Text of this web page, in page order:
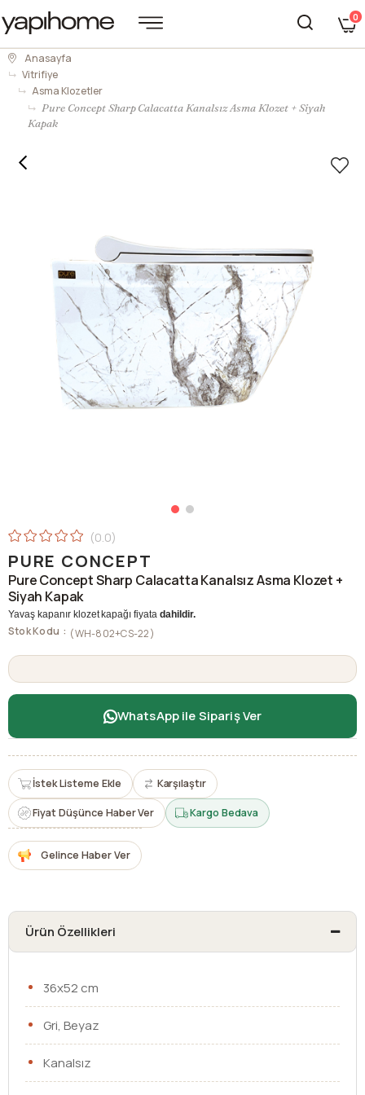
0
Anasayfa
Vitrifiye
Asma Klozetler
Pure Concept Sharp Calacatta Kanalsız Asma Klozet + Siyah
Kapak
0.0
PURE CONCEPT
Pure Concept Sharp Calacatta Kanalsız Asma Klozet +
Siyah Kapak
Yavaş kapanır klozet kapağı fiyatadahildir.
Stok Kodu (WH-802+CS-22)
WhatsApp ile Sipariş Ver
İstek Listeme Ekle Karşılaştır
Fiyat Düşünce Haber Ver Kargo Bedava
Gelince Haber Ver
Ürün Özellikleri
36x52 cm
Gri, Beyaz
Kanalsız